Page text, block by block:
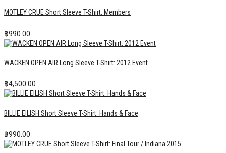
MOTLEY CRUE Short Sleeve T-Shirt: Members
฿990.00
WACKEN OPEN AIR Long Sleeve T-Shirt: 2012 Event
฿4,500.00
BILLIE EILISH Short Sleeve T-Shirt: Hands & Face
฿990.00